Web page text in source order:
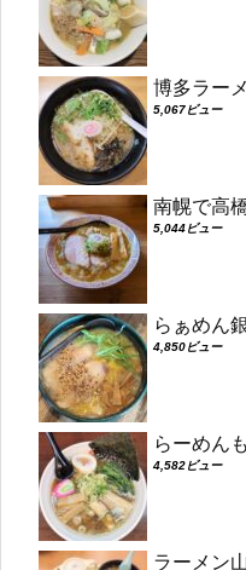
博多ラー
5,067ビュー
南幌で高
5,044ビュー
らぁめん
4,850ビュー
らーめん
4,582ビュー
ラーメン